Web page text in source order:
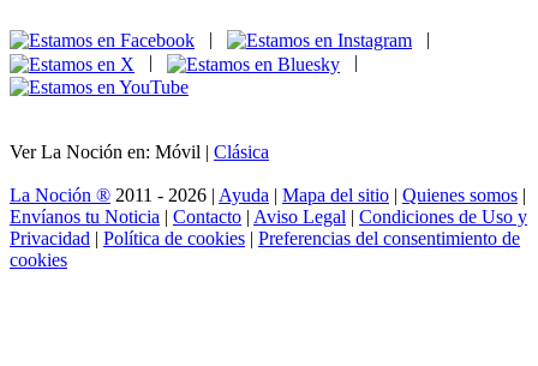
|
|
|
|
Ver La Noción en: Móvil | Clásica
La Noción ® 2011 - 2026 | Ayuda | Mapa del sitio | Quienes somos |
Envíanos tu Noticia | Contacto | Aviso Legal | Condiciones de Uso y
Privacidad | Política de cookies | Preferencias del consentimiento de
cookies